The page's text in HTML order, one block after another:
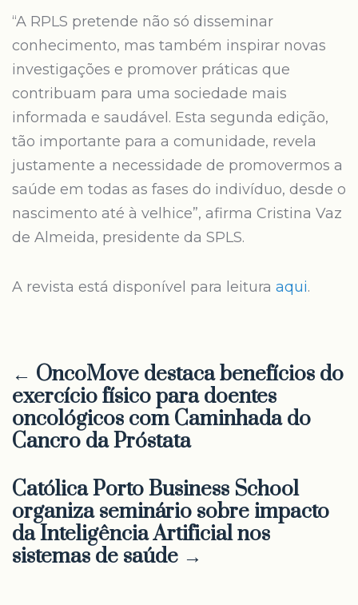
“A RPLS pretende não só disseminar
conhecimento, mas também inspirar novas
investigações e promover práticas que
contribuam para uma sociedade mais
informada e saudável. Esta segunda edição,
tão importante para a comunidade, revela
justamente a necessidade de promovermos a
saúde em todas as fases do indivíduo, desde o
nascimento até à velhice”, afirma Cristina Vaz
de Almeida, presidente da SPLS.
A revista está disponível para leitura aqui.
← OncoMove destaca benefícios do
exercício físico para doentes
oncológicos com Caminhada do
Cancro da Próstata
Católica Porto Business School
organiza seminário sobre impacto
da Inteligência Artificial nos
sistemas de saúde →